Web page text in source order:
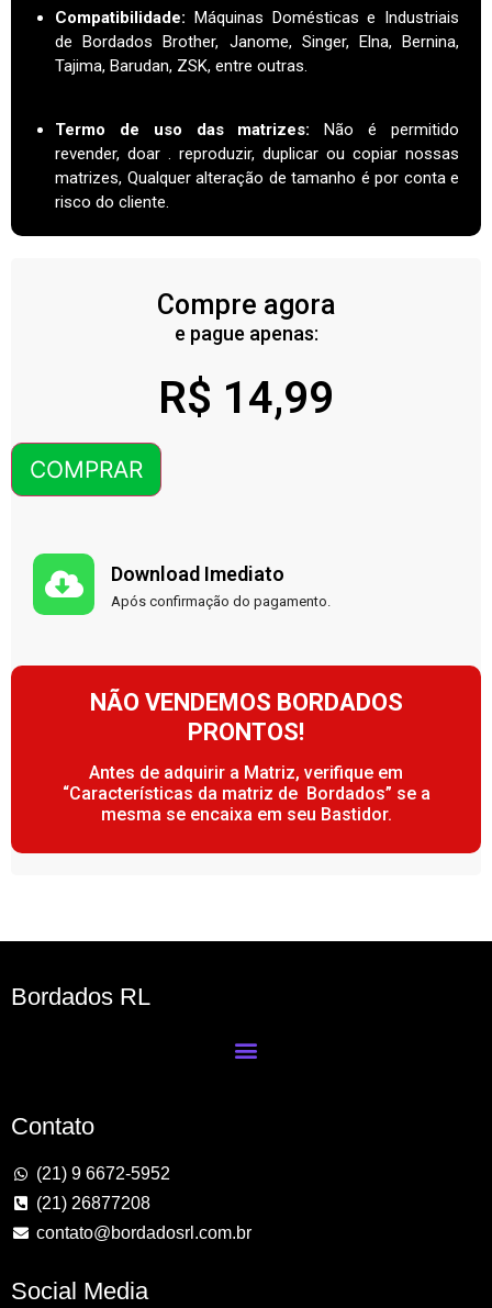
Compatibilidade: Máquinas Domésticas e Industriais
de Bordados Brother, Janome, Singer, Elna, Bernina,
Tajima, Barudan, ZSK, entre outras.
Termo de uso das matrizes:
Não é permitido
revender, doar . reproduzir, duplicar ou copiar nossas
matrizes, Qualquer alteração de tamanho é por conta e
risco do cliente.
Compre agora
e pague apenas:
R$ 14,99
COMPRAR
Download Imediato
Após confirmação do pagamento.
NÃO VENDEMOS BORDADOS
PRONTOS!
Antes de adquirir a Matriz, verifique em
“Características da matriz de Bordados” se a
mesma se encaixa em seu Bastidor.
Bordados RL
Contato
(21) 9 6672-5952
(21) 26877208
contato@bordadosrl.com.br
Social Media